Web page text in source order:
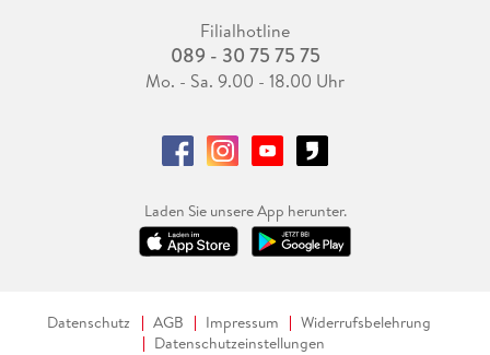
Filialhotline
089 - 30 75 75 75
Mo. - Sa. 9.00 - 18.00 Uhr
Laden Sie unsere App herunter.
Datenschutz AGB Impressum
Widerrufsbelehrung
Datenschutzeinstellungen